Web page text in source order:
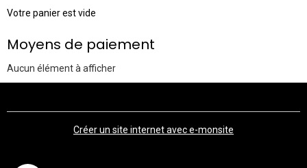
Votre panier est vide
Moyens de paiement
Aucun élément à afficher
Créer un site internet avec e-monsite